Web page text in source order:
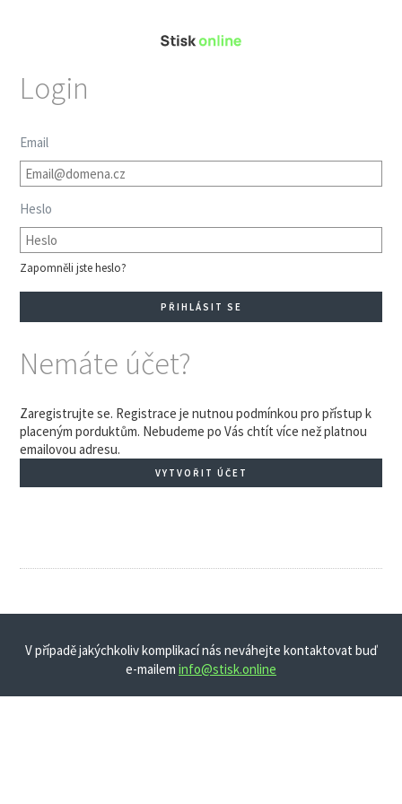
Login
Email
Heslo
Zapomněli jste heslo?
Nemáte účet?
Zaregistrujte se. Registrace je nutnou podmínkou pro přístup k
placeným porduktům. Nebudeme po Vás chtít více než platnou
emailovou adresu.
VYTVOŘIT ÚČET
V případě jakýchkoliv komplikací nás neváhejte kontaktovat buď
e-mailem info@stisk.online